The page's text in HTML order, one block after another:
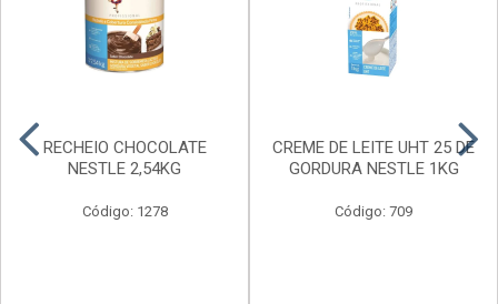
RECHEIO CHOCOLATE
NESTLE 2,54KG
Código: 1278
CREME DE LEITE UHT 25 DE
GORDURA NESTLE 1KG
Código: 709